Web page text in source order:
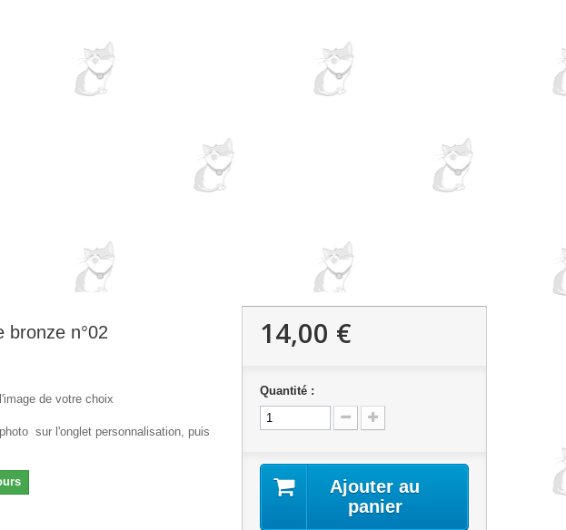
bronze n°02
de votre choix
sur l'onglet personnalisation, puis
14,00 €
Quantité :
Ajouter au
panier